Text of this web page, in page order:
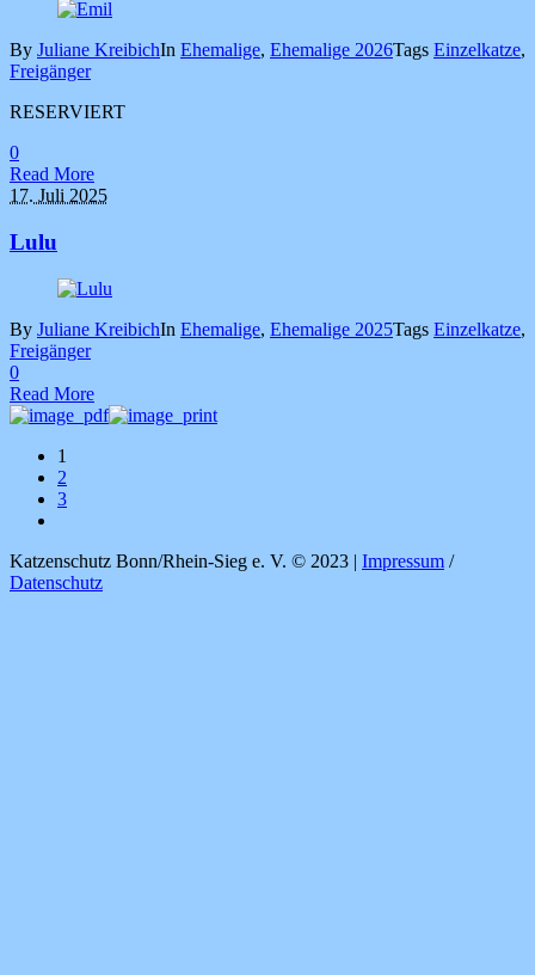
By Juliane KreibichIn Ehemalige, Ehemalige 2026Tags Einzelkatze,
Freigänger
RESERVIERT
0
Read More
17. Juli 2025
Lulu
By Juliane KreibichIn Ehemalige, Ehemalige 2025Tags Einzelkatze,
Freigänger
0
Read More
1
2
3
Katzenschutz Bonn/Rhein-Sieg e. V. © 2023 | Impressum /
Datenschutz